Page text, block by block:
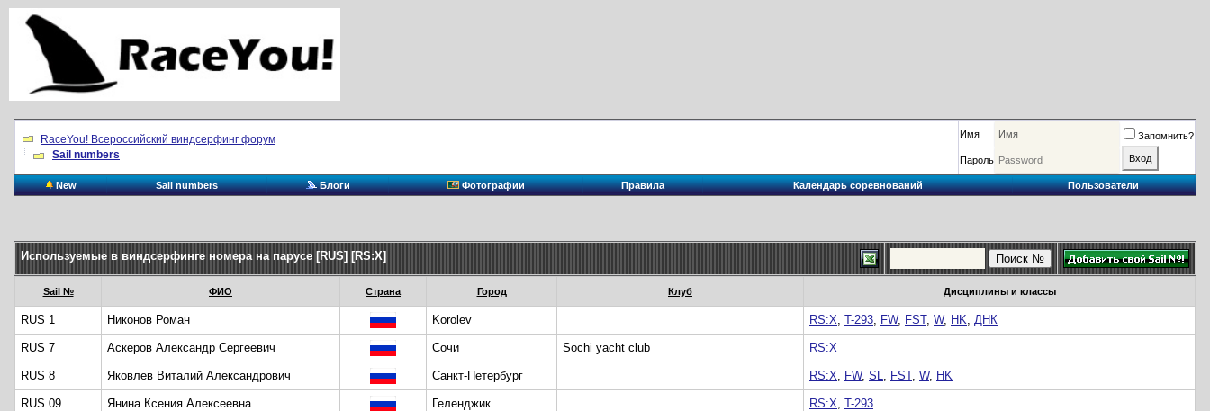
RaceYou! Всероссийский виндсерфинг форум
Sail numbers
Имя Запомнить?
Пароль
New Sail numbers Блоги Фотографии Правила Календарь соревнований Пользователи
Используемые в виндсерфинге номера на парусе [RUS] [RS:X]
Sail № ФИО Страна Город Клуб Дисциплины и классы
RUS 1 Никонов Роман Korolev RS:X, T-293, FW, FST, W, HK, ДНК
RUS 7 Аскеров Александр Сергеевич Сочи Sochi yacht club RS:X
RUS 8 Яковлев Виталий Александрович Санкт-Петербург RS:X, FW, SL, FST, W, HK
RUS 09 Янина Ксения Алексеевна Геленджик RS:X, T-293